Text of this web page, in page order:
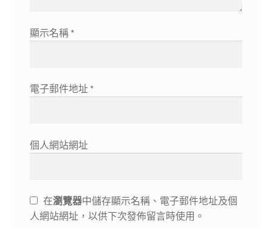
顯示名稱 *
電子郵件地址 *
個人網站網址
在瀏覽器中儲存顯示名稱、電子郵件地址及個
人網站網址，以供下次發佈留言時使用。